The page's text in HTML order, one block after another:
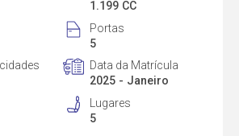
1.199 CC
Portas
5
Data da Matrícula
2025 - Janeiro
Lugares
5